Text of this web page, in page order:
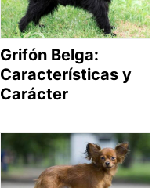
Grifón Belga:
Características y
Carácter